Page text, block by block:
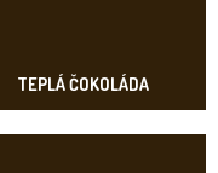
TEPLÁ ČOKOLÁDA